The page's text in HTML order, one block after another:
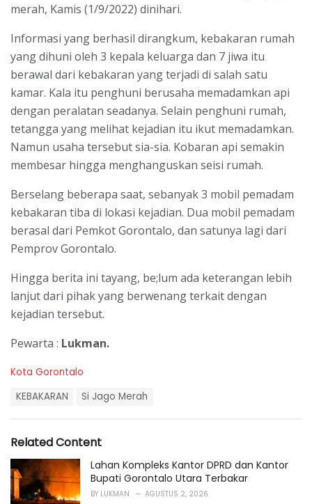
merah, Kamis (1/9/2022) dinihari.
Informasi yang berhasil dirangkum, kebakaran rumah
yang dihuni oleh 3 kepala keluarga dan 7 jiwa itu
berawal dari kebakaran yang terjadi di salah satu
kamar. Kala itu penghuni berusaha memadamkan api
dengan peralatan seadanya. Selain penghuni rumah,
tetangga yang melihat kejadian itu ikut memadamkan.
Namun usaha tersebut sia-sia. Kobaran api semakin
membesar hingga menghanguskan seisi rumah.
Berselang beberapa saat, sebanyak 3 mobil pemadam
kebakaran tiba di lokasi kejadian. Dua mobil pemadam
berasal dari Pemkot Gorontalo, dan satunya lagi dari
Pemprov Gorontalo.
Hingga berita ini tayang, be;lum ada keterangan lebih
lanjut dari pihak yang berwenang terkait dengan
kejadian tersebut.
Pewarta : Lukman.
C
r
i
e
s
:
Kota Gorontalo
:
KEBAKARAN Si Jago Merah
Related Content
Lahan Kompleks Kantor DPRD dan Kantor
Bupati Gorontalo Utara Terbakar
BY LUKMAN AGUSTUS 2, 2026